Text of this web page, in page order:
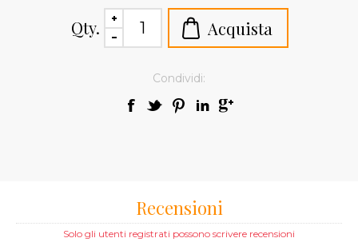
Qty.
Condividi:
Recensioni
Solo gli utenti registrati possono scrivere recensioni